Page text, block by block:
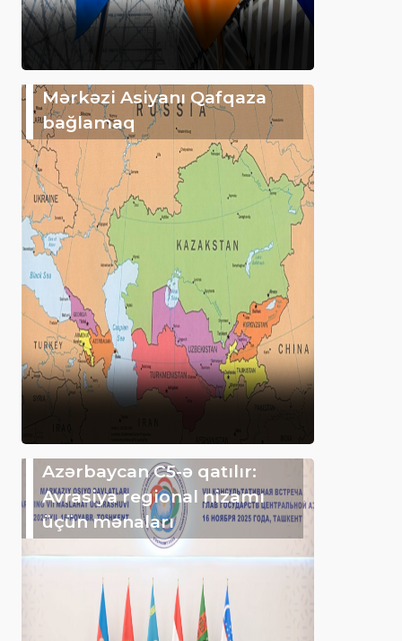
Mərkəzi Asiyanı Qafqaza
bağlamaq
Azərbaycan C5-ə qatılır:
Avrasiya regional nizamı
üçün mənaları